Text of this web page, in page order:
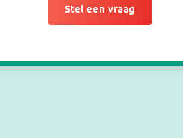
Stel een vraag